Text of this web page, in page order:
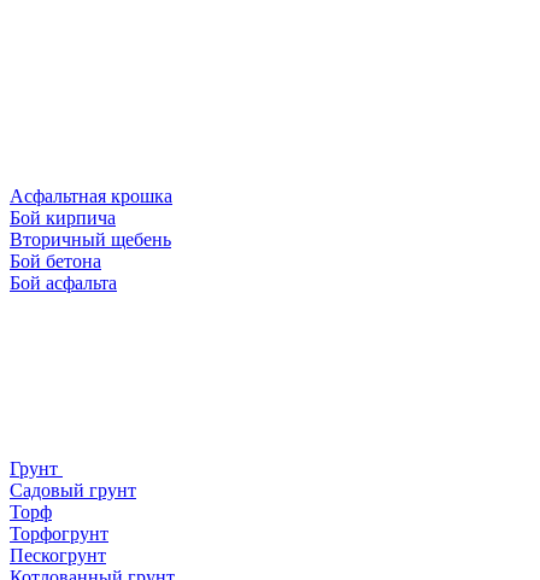
Асфальтная крошка
Бой кирпича
Вторичный щебень
Бой бетона
Бой асфальта
Грунт
Садовый грунт
Торф
Торфогрунт
Пескогрунт